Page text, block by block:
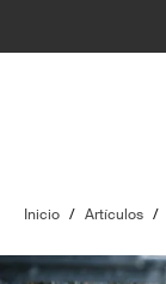
Inicio / Artículos /